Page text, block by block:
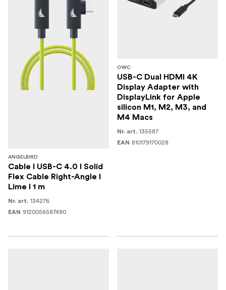
ANGELBIRD
Cable I USB-C 4.0 I Solid
Flex Cable Right-Angle I
Lime I 1 m
Nr. art. 134276
EAN 9120056587490
OWC
USB-C Dual HDMI 4K
Display Adapter with
DisplayLink for Apple
silicon M1, M2, M3, and
M4 Macs
Nr. art. 135587
EAN 810179170028